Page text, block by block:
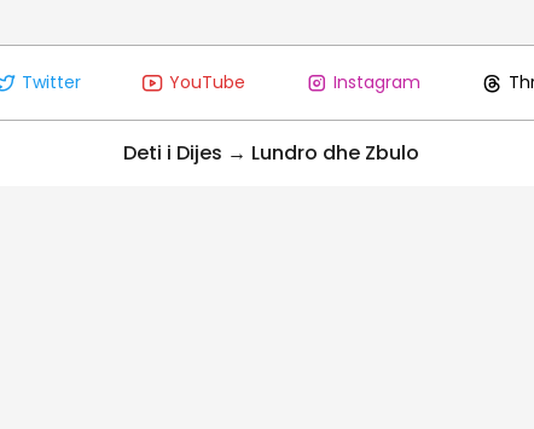
Twitter YouTube Instagram
Deti i Dijes → Lundro dhe Zbulo